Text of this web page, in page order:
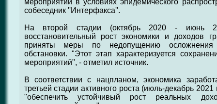
мероприятий в условиях эпидемического
собеседник ''Интерфакса''.
На второй стадии (октябрь 2020 - июнь
восстановительный рост экономики и доходов
приняты меры по недопущению осложнения
обстановки. "Этот этап характеризуется
мероприятий", - отметил источник.
В соответствии с нацпланом, экономика
третьей стадии активного роста (июль-декабрь
"обеспечить устойчивый рост реальных